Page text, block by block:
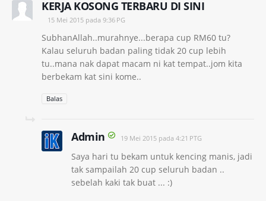
KERJA KOSONG TERBARU DI SINI
15 Mei 2015 pada 9:36 PG
SubhanAllah..murahnye...berapa cup RM60 tu?
Kalau seluruh badan paling tidak 20 cup lebih
tu..mana nak dapat macam ni kat tempat..jom kita
berbekam kat sini kome..
Balas
Admin 19 Mei 2015 pada 4:21 PTG
Saya hari tu bekam untuk kencing manis, jadi
tak sampailah 20 cup seluruh badan ..
sebelah kaki tak buat ... :)